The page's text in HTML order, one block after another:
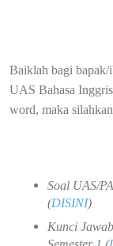
Baiklah bagi bapak/
UAS Bahasa
word, maka
Soal UAS/
(DISINI)
Kunci